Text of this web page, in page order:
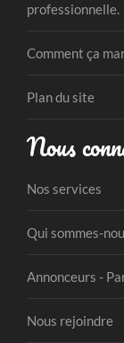
professionnelle.
Comment ça
Plan du site
Nous
Nos services
Qui sommes-
Annonceurs -
Nous rejoindre